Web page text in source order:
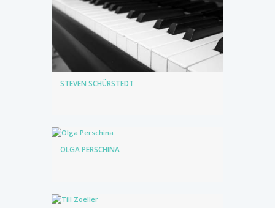
STEVEN SCHÜRSTEDT
OLGA PERSCHINA